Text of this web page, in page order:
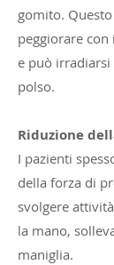
gomito.
peggiorare
e può irradiarsi
polso.
Riduzione
I pazienti
della forza di
svolgere
la mano,
maniglia.